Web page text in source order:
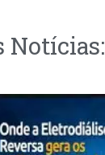
Notícias: